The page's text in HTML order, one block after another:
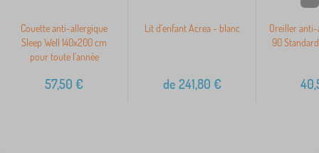
Couette anti-allergique
Sleep Well 140x200 cm
pour toute l'année
57,50 €
Lit d'enfant Acrea - blanc
de 241,80 €
Oreiller
90